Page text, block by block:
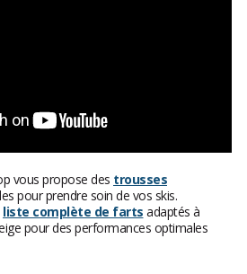
vous propose des trousses
pour prendre soin de vos skis.
liste complète de farts adaptés à
pour des performances optimales